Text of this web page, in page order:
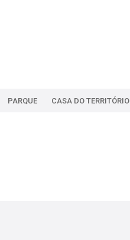
PARQUE CASA DO TERRITÓRIO